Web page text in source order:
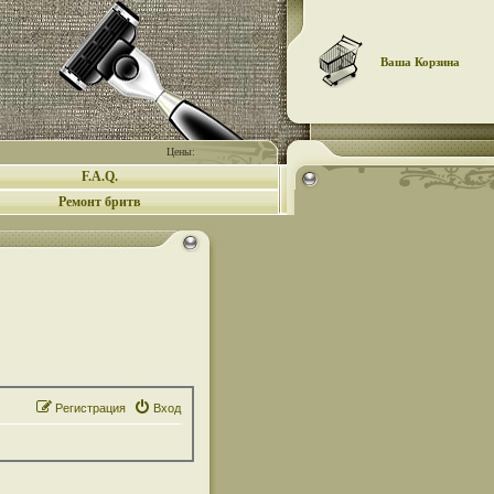
Цены:
Ваша Корзина
F.A.Q.
Ремонт бритв
Вход
Регистрация